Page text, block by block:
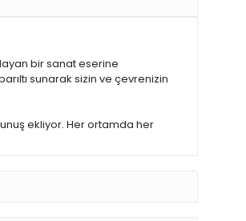
bir sanat eserine
sunarak sizin ve çevrenizin
ekliyor. Her ortamda her